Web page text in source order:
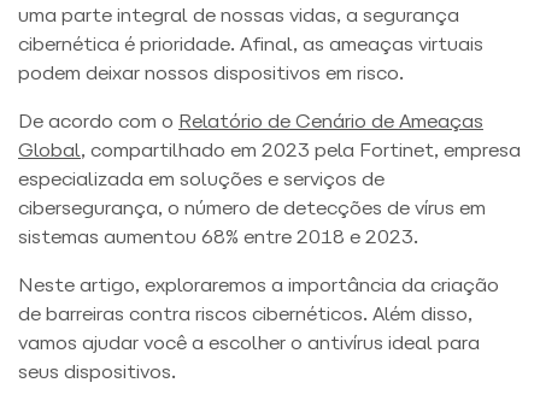
uma parte integral de nossas vidas, a segurança
cibernética é prioridade. Afinal, as ameaças virtuais
podem deixar nossos dispositivos em risco.
De acordo com o Relatório de Cenário de Ameaças
Global, compartilhado em 2023 pela Fortinet, empresa
especializada em soluções e serviços de
cibersegurança, o número de detecções de vírus em
sistemas aumentou 68% entre 2018 e 2023.
Neste artigo, exploraremos a importância da criação
de barreiras contra riscos cibernéticos. Além disso,
vamos ajudar você a escolher o antivírus ideal para
seus dispositivos.